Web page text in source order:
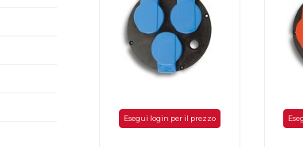
Esegui login per il prezzo